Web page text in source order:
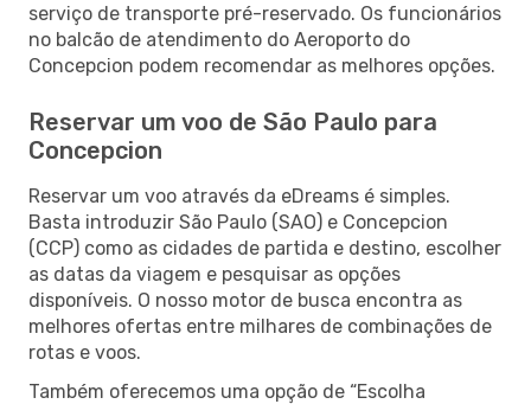
serviço de transporte pré-reservado. Os funcionários
no balcão de atendimento do Aeroporto do
Concepcion podem recomendar as melhores opções.
Reservar um voo de São Paulo para
Concepcion
Reservar um voo através da eDreams é simples.
Basta introduzir São Paulo (SAO) e Concepcion
(CCP) como as cidades de partida e destino, escolher
as datas da viagem e pesquisar as opções
disponíveis. O nosso motor de busca encontra as
melhores ofertas entre milhares de combinações de
rotas e voos.
Também oferecemos uma opção de “Escolha